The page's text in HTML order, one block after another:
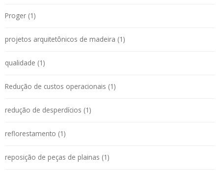
Proger (1)
projetos arquitetônicos de madeira (1)
qualidade (1)
Redução de custos operacionais (1)
redução de desperdícios (1)
reflorestamento (1)
reposição de peças de plainas (1)